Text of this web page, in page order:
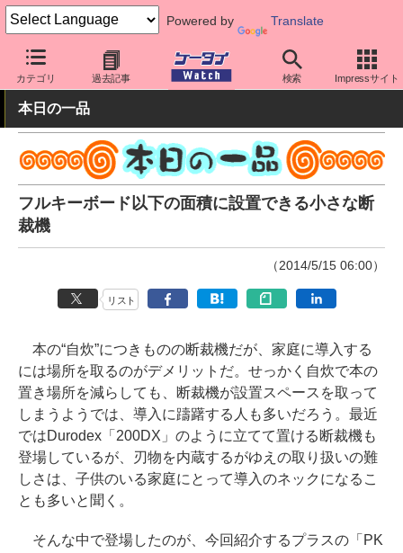
Powered by Translate
カテゴリ 過去記事 検索 Impressサイト
ケータイ Watch 周辺機器/アクセサリー その他
本日の一品
フルキーボード以下の面積に設置できる小さな断
裁機
（2014/5/15 06:00）
リスト
本の“自炊”につきものの断裁機だが、家庭に導入する
には場所を取るのがデメリットだ。せっかく自炊で本の
置き場所を減らしても、断裁機が設置スペースを取って
しまうようでは、導入に躊躇する人も多いだろう。最近
ではDurodex「200DX」のように立てて置ける断裁機も
登場しているが、刃物を内蔵するがゆえの取り扱いの難
しさは、子供のいる家庭にとって導入のネックになるこ
とも多いと聞く。
そんな中で登場したのが、今回紹介するプラスの「PK